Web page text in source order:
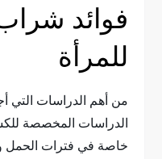
فوائد
للمرأة
من أهم الدراسات التي
الدراسات المخصصة
خاصة في فترات الحمل